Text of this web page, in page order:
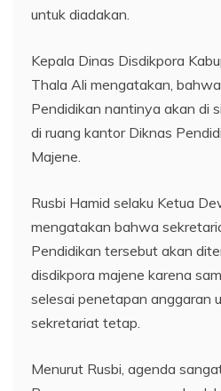
untuk diadakan.
Kepala Dinas Disdikpora
Thala Ali mengatakan,
Pendidikan nantinya akan di
di ruang kantor Diknas
Majene.
Rusbi Hamid selaku Ketua
mengatakan bahwa
Pendidikan tersebut akan
disdikpora majene karena
selesai penetapan anggaran
sekretariat tetap.
Menurut Rusbi, agenda